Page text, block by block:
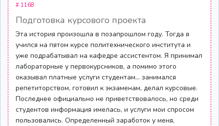
# 1168
Подготовка курсового проекта
Эта история произошла в позапрошлом году. Тогда я
учился на пятом курсе политехнического института и
уже подрабатывал на кафедре ассистентом. Я принимал
лабораторные у первокурсников, а помимо этого
оказывал платные услуги студентам... занимался
репетиторством, готовил к экзаменам, делал курсовые.
Последнее официально не приветствовалось, но среди
студентов информация имелась, и услуги мои спросом
пользовались. Определенный заработок у меня,